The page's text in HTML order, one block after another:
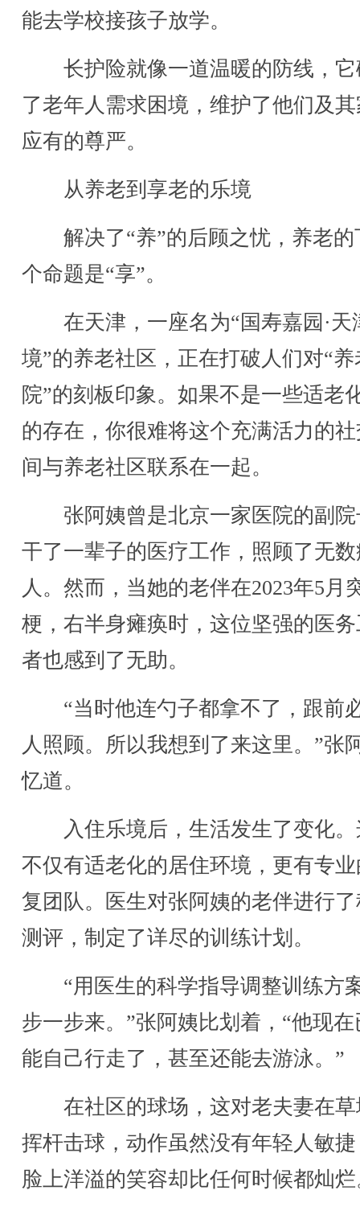
能去学校接孩子放学。
长护险就像一道温暖的防线，它
了老年人需求困境，维护了他们及
应有的尊严。
从养老到享老的乐境
解决了“养”的后顾之忧，养老的
个命题是“享”。
在天津，一座名为“国寿嘉园·天
境”的养老社区，正在打破人们对“养
院”的刻板印象。如果不是一些适老
的存在，你很难将这个充满活力的
间与养老社区联系在一起。
张阿姨曾是北京一家医院的副院
干了一辈子的医疗工作，照顾了无
人。然而，当她的老伴在2023年5月
梗，右半身瘫痪时，这位坚强的医
者也感到了无助。
“当时他连勺子都拿不了，跟前
人照顾。所以我想到了来这里。”张
忆道。
入住乐境后，生活发生了变化。
不仅有适老化的居住环境，更有专
复团队。医生对张阿姨的老伴进行
测评，制定了详尽的训练计划。
“用医生的科学指导调整训练方
步一步来。”张阿姨比划着，“他现在
能自己行走了，甚至还能去游泳。”
在社区的球场，这对老夫妻在草
挥杆击球，动作虽然没有年轻人敏
脸上洋溢的笑容却比任何时候都灿